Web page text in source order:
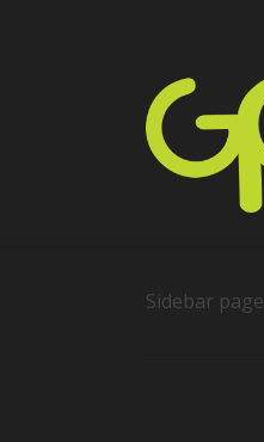
Sidebar page